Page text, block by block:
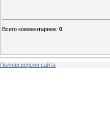
Всего комментариев: 0
Полная версия сайта